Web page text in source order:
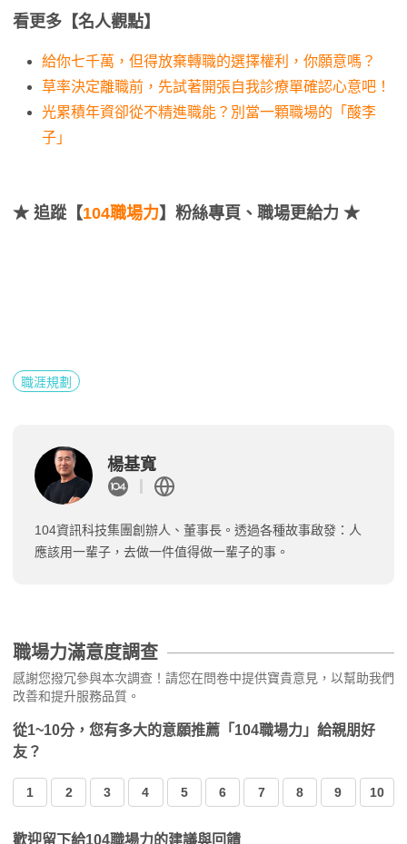
看更多【名人觀點】
給你七千萬，但得放棄轉職的選擇權利，你願意嗎？
草率決定離職前，先試著開張自我診療單確認心意吧！
光累積年資卻從不精進職能？別當一顆職場的「酸李
子」
★ 追蹤【104職場力】粉絲專頁、職場更給力 ★
職涯規劃
楊基寬
104資訊科技集團創辦人、董事長。透過各種故事啟發：人
應該用一輩子，去做一件值得做一輩子的事。
職場力滿意度調查
感謝您撥冗參與本次調查！請您在問卷中提供寶貴意見，以幫助我們
改善和提升服務品質。
從1~10分，您有多大的意願推薦「104職場力」給親朋好
友？
1 2 3 4 5 6 7 8 9 10
歡迎留下給104職場力的建議與回饋